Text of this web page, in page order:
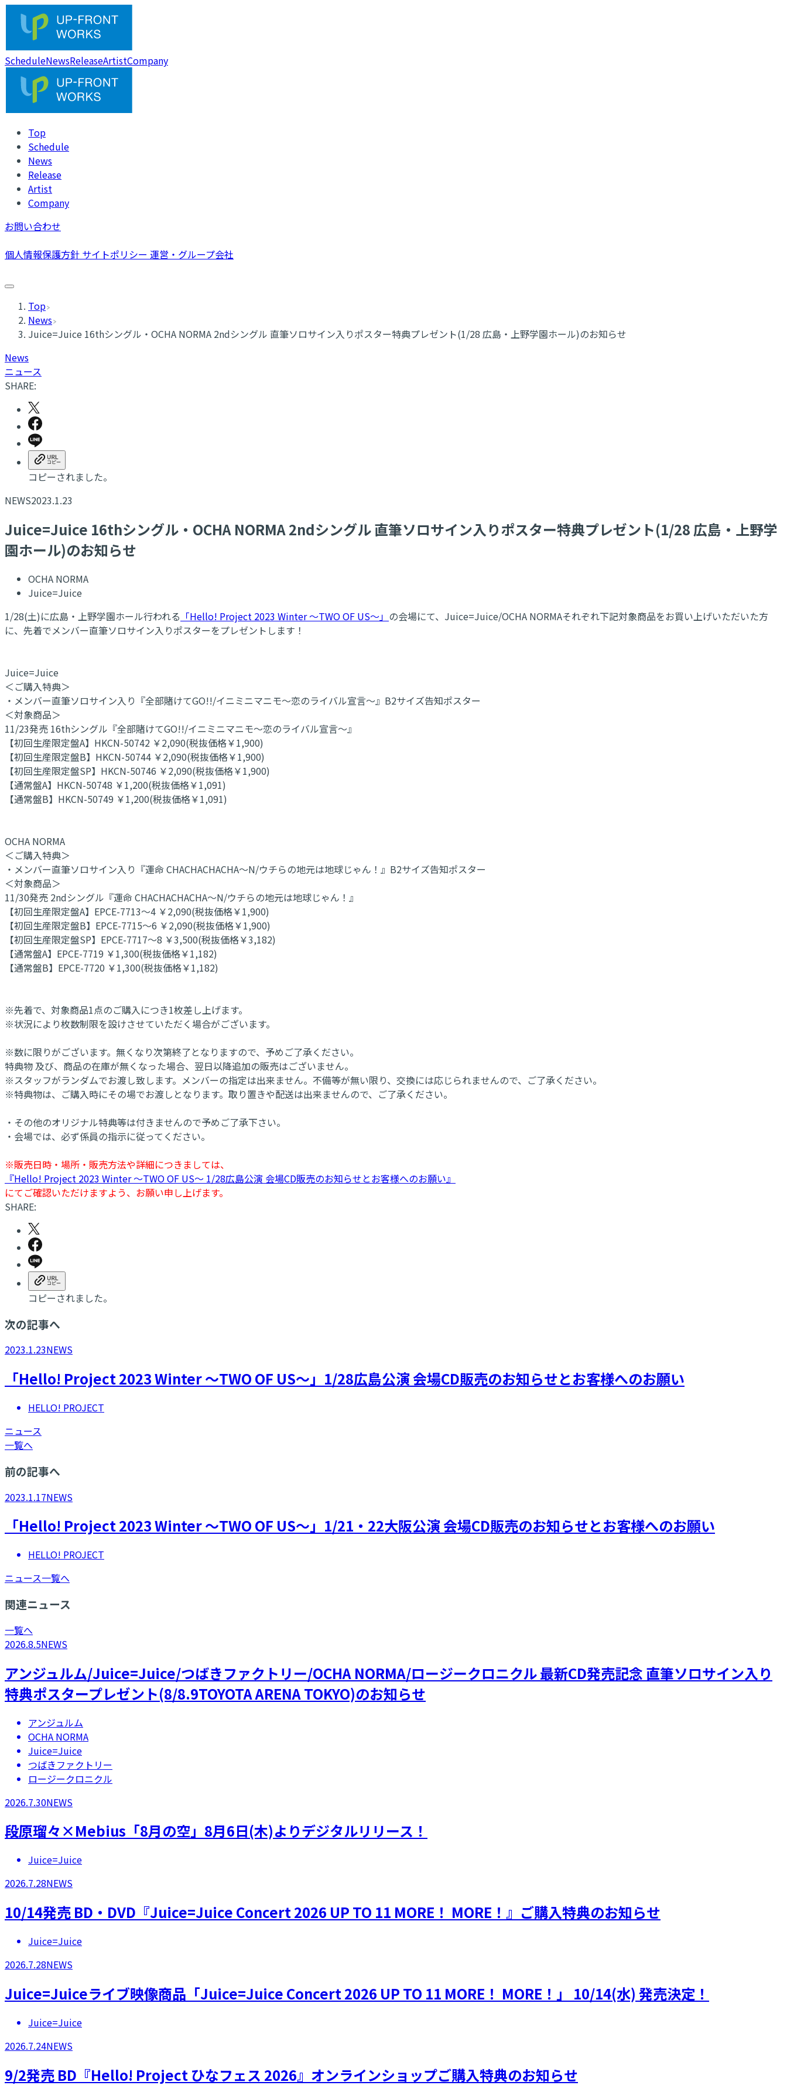
ScheduleNewsReleaseArtistCompany
Top
Schedule
News
Release
Artist
Company
お問い合わせ
個人情報保護方針 サイトポリシー 運営・グループ会社
Top
News
Juice=Juice 16thシングル・OCHA NORMA 2ndシングル 直筆ソロサイン入りポスター特典プレゼント(1/28 広島・上野学園ホール)のお知らせ
News
ニュース
SHARE:
コピーされました。
NEWS2023.1.23
Juice=Juice 16thシングル・OCHA NORMA 2ndシングル 直筆ソロサイン入りポスター特典プレゼント(1/28 広島・上野学
園ホール)のお知らせ
OCHA NORMA
Juice=Juice
1/28(土)に広島・上野学園ホール行われる 「Hello! Project 2023 Winter ～TWO OF US～」 の会場にて、Juice=Juice/OCHA NORMAそれぞれ下記対象商品をお買い上げいただいた方
に、先着でメンバー直筆ソロサイン入りポスターをプレゼントします！
Juice=Juice
＜ご購入特典＞
・メンバー直筆ソロサイン入り『全部賭けてGO!!/イニミニマニモ～恋のライバル宣言～』B2サイズ告知ポスター
＜対象商品＞
11/23発売 16thシングル『全部賭けてGO!!/イニミニマニモ～恋のライバル宣言～』
【初回生産限定盤A】HKCN-50742 ￥2,090(税抜価格￥1,900)
【初回生産限定盤B】HKCN-50744 ￥2,090(税抜価格￥1,900)
【初回生産限定盤SP】HKCN-50746 ￥2,090(税抜価格￥1,900)
【通常盤A】HKCN-50748 ￥1,200(税抜価格￥1,091)
【通常盤B】HKCN-50749 ￥1,200(税抜価格￥1,091)
OCHA NORMA
＜ご購入特典＞
・メンバー直筆ソロサイン入り『運命 CHACHACHACHA～N/ウチらの地元は地球じゃん！』B2サイズ告知ポスター
＜対象商品＞
11/30発売 2ndシングル『運命 CHACHACHACHA～N/ウチらの地元は地球じゃん！』
【初回生産限定盤A】EPCE-7713～4 ￥2,090(税抜価格￥1,900)
【初回生産限定盤B】EPCE-7715～6 ￥2,090(税抜価格￥1,900)
【初回生産限定盤SP】EPCE-7717～8 ￥3,500(税抜価格￥3,182)
【通常盤A】EPCE-7719 ￥1,300(税抜価格￥1,182)
【通常盤B】EPCE-7720 ￥1,300(税抜価格￥1,182)
※先着で、対象商品1点のご購入につき1枚差し上げます。
※状況により枚数制限を設けさせていただく場合がございます。
※数に限りがございます。無くなり次第終了となりますので、予めご了承ください。
特典物 及び、商品の在庫が無くなった場合、翌日以降追加の販売はございません。
※スタッフがランダムでお渡し致します。メンバーの指定は出来ません。不備等が無い限り、交換には応じられませんので、ご了承ください。
※特典物は、ご購入時にその場でお渡しとなります。取り置きや配送は出来ませんので、ご了承ください。
・その他のオリジナル特典等は付きませんので予めご了承下さい。
・会場では、必ず係員の指示に従ってください。
※販売日時・場所・販売方法や詳細につきましては、
『Hello! Project 2023 Winter ～TWO OF US～ 1/28広島公演 会場CD販売のお知らせとお客様へのお願い』
にてご確認いただけますよう、お願い申し上げます。
SHARE:
コピーされました。
次の記事へ
2023.1.23NEWS
「Hello! Project 2023 Winter ～TWO OF US～」1/28広島公演 会場CD販売のお知らせとお客様へのお願い
HELLO! PROJECT
ニュース
一覧へ
前の記事へ
2023.1.17NEWS
「Hello! Project 2023 Winter ～TWO OF US～」1/21・22大阪公演 会場CD販売のお知らせとお客様へのお願い
HELLO! PROJECT
ニュース一覧へ
関連ニュース
一覧へ
2026.8.5NEWS
アンジュルム/Juice=Juice/つばきファクトリー/OCHA NORMA/ロージークロニクル 最新CD発売記念 直筆ソロサイン入り
特典ポスタープレゼント(8/8.9TOYOTA ARENA TOKYO)のお知らせ
アンジュルム
OCHA NORMA
Juice=Juice
つばきファクトリー
ロージークロニクル
2026.7.30NEWS
段原瑠々×Mebius「8月の空」8月6日(木)よりデジタルリリース！
Juice=Juice
2026.7.28NEWS
10/14発売 BD・DVD『Juice=Juice Concert 2026 UP TO 11 MORE！ MORE！』ご購入特典のお知らせ
Juice=Juice
2026.7.28NEWS
Juice=Juiceライブ映像商品「Juice=Juice Concert 2026 UP TO 11 MORE！ MORE！」 10/14(水) 発売決定！
Juice=Juice
2026.7.24NEWS
9/2発売 BD『Hello! Project ひなフェス 2026』オンラインショップご購入特典のお知らせ